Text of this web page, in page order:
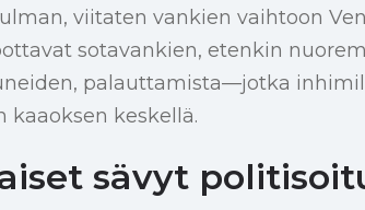
viitaten vankien vaihtoon
sotavankien, etenkin
palauttamista—jotka
kaaoksen keskellä.
sävyt